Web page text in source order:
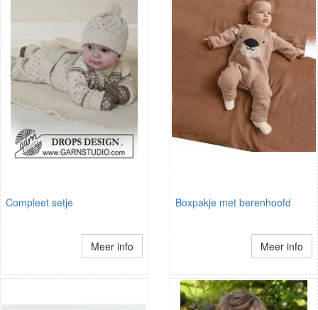
Compleet setje
Meer info
Boxpakje met berenhoofd
Meer info